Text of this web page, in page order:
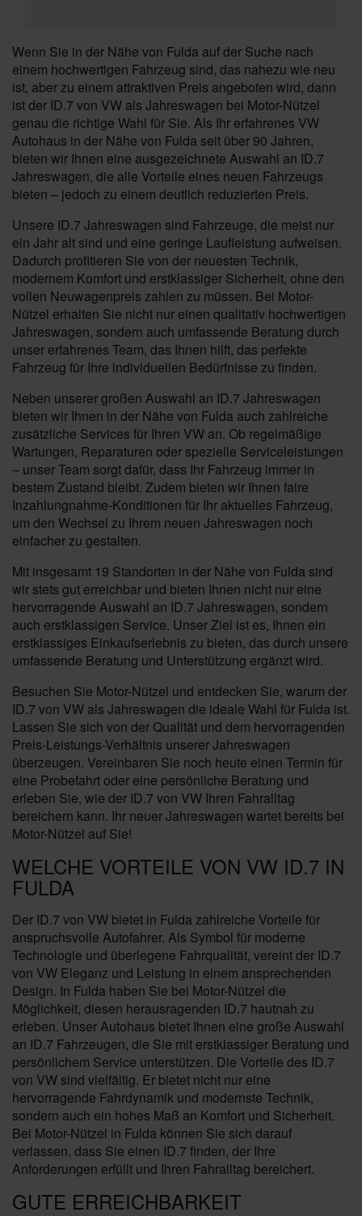
Wenn Sie in der Nähe von Fulda auf der Suche nach
einem hochwertigen Fahrzeug sind, das nahezu wie neu
ist, aber zu einem attraktiven Preis angeboten wird, dann
ist der ID.7 von VW als Jahreswagen bei Motor-Nützel
genau die richtige Wahl für Sie. Als Ihr erfahrenes VW
Autohaus in der Nähe von Fulda seit über 90 Jahren,
bieten wir Ihnen eine ausgezeichnete Auswahl an ID.7
Jahreswagen, die alle Vorteile eines neuen Fahrzeugs
bieten – jedoch zu einem deutlich reduzierten Preis.
Unsere ID.7 Jahreswagen sind Fahrzeuge, die meist nur
ein Jahr alt sind und eine geringe Laufleistung aufweisen.
Dadurch profitieren Sie von der neuesten Technik,
modernem Komfort und erstklassiger Sicherheit, ohne den
vollen Neuwagenpreis zahlen zu müssen. Bei Motor-
Nützel erhalten Sie nicht nur einen qualitativ hochwertigen
Jahreswagen, sondern auch umfassende Beratung durch
unser erfahrenes Team, das Ihnen hilft, das perfekte
Fahrzeug für Ihre individuellen Bedürfnisse zu finden.
Neben unserer großen Auswahl an ID.7 Jahreswagen
bieten wir Ihnen in der Nähe von Fulda auch zahlreiche
zusätzliche Services für Ihren VW an. Ob regelmäßige
Wartungen, Reparaturen oder spezielle Serviceleistungen
– unser Team sorgt dafür, dass Ihr Fahrzeug immer in
bestem Zustand bleibt. Zudem bieten wir Ihnen faire
Inzahlungnahme-Konditionen für Ihr aktuelles Fahrzeug,
um den Wechsel zu Ihrem neuen Jahreswagen noch
einfacher zu gestalten.
Mit insgesamt 19 Standorten in der Nähe von Fulda sind
wir stets gut erreichbar und bieten Ihnen nicht nur eine
hervorragende Auswahl an ID.7 Jahreswagen, sondern
auch erstklassigen Service. Unser Ziel ist es, Ihnen ein
erstklassiges Einkaufserlebnis zu bieten, das durch unsere
umfassende Beratung und Unterstützung ergänzt wird.
Besuchen Sie Motor-Nützel und entdecken Sie, warum der
ID.7 von VW als Jahreswagen die ideale Wahl für Fulda ist.
Lassen Sie sich von der Qualität und dem hervorragenden
Preis-Leistungs-Verhältnis unserer Jahreswagen
überzeugen. Vereinbaren Sie noch heute einen Termin für
eine Probefahrt oder eine persönliche Beratung und
erleben Sie, wie der ID.7 von VW Ihren Fahralltag
bereichern kann. Ihr neuer Jahreswagen wartet bereits bei
Motor-Nützel auf Sie!
WELCHE VORTEILE VON VW ID.7 IN
FULDA
Der ID.7 von VW bietet in Fulda zahlreiche Vorteile für
anspruchsvolle Autofahrer. Als Symbol für moderne
Technologie und überlegene Fahrqualität, vereint der ID.7
von VW Eleganz und Leistung in einem ansprechenden
Design. In Fulda haben Sie bei Motor-Nützel die
Möglichkeit, diesen herausragenden ID.7 hautnah zu
erleben. Unser Autohaus bietet Ihnen eine große Auswahl
an ID.7 Fahrzeugen, die Sie mit erstklassiger Beratung und
persönlichem Service unterstützen. Die Vorteile des ID.7
von VW sind vielfältig. Er bietet nicht nur eine
hervorragende Fahrdynamik und modernste Technik,
sondern auch ein hohes Maß an Komfort und Sicherheit.
Bei Motor-Nützel in Fulda können Sie sich darauf
verlassen, dass Sie einen ID.7 finden, der Ihre
Anforderungen erfüllt und Ihren Fahralltag bereichert.
GUTE ERREICHBARKEIT